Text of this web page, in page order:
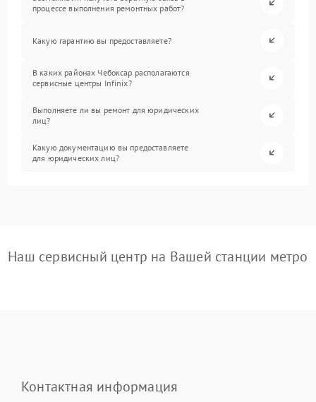
процессе выполнения ремонтных работ?
Какую гарантию вы предоставляете?
В каких районах Чебоксар располагаются
сервисные центры Infinix?
Выполняете ли вы ремонт для юридических
лиц?
Какую документацию вы предоставляете
для юридических лиц?
Наш сервисный центр на Вашей станции метро
Контактная информация